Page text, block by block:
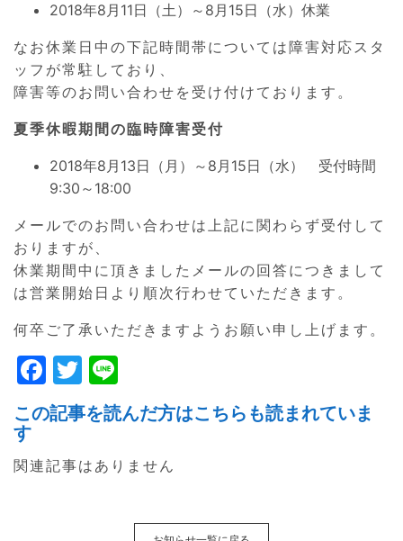
2018年8月11日（土）～8月15日（水）休業
なお休業日中の下記時間帯については障害対応スタ
ッフが常駐しており、
障害等のお問い合わせを受け付けております。
夏季休暇期間の臨時障害受付
2018年8月13日（月）～8月15日（水） 受付時間
9:30～18:00
メールでのお問い合わせは上記に関わらず受付して
おりますが、
休業期間中に頂きましたメールの回答につきまして
は営業開始日より順次行わせていただきます。
何卒ご了承いただきますようお願い申し上げます。
F
a
c
e
b
T
w
itt
er
n
e
この記事を読んだ方はこちらも読まれていま
す
関連記事はありません